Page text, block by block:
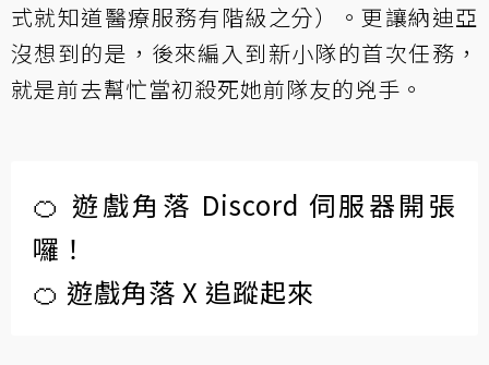
式就知道醫療服務有階級之分）。更讓納迪亞
沒想到的是，後來編入到新小隊的首次任務，
就是前去幫忙當初殺死她前隊友的兇手。
🍊 遊戲角落 Discord 伺服器開張
囉！
🍊 遊戲角落 X 追蹤起來